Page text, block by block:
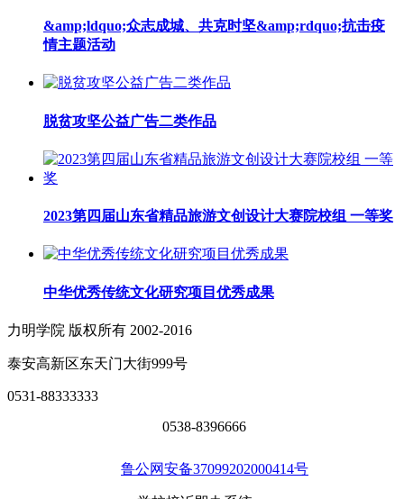
&amp;ldquo;众志成城、共克时坚&amp;rdquo;抗击疫
情主题活动
脱贫攻坚公益广告二类作品
2023第四届山东省精品旅游文创设计大赛院校组 一等奖
中华优秀传统文化研究项目优秀成果
力明学院 版权所有 2002-2016
泰安高新区东天门大街999号
0531-88333333
0538-8396666
鲁公网安备37099202000414号